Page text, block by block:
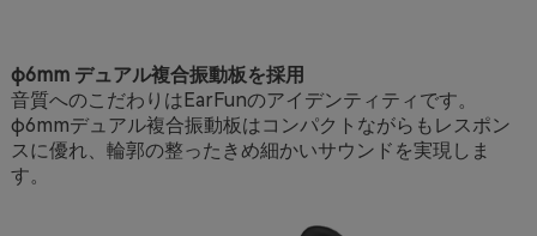
φ6mm デュアル複合振動板を採用
音質へのこだわりはEarFunのアイデンティティです。
φ6mmデュアル複合振動板はコンパクトながらもレスポン
スに優れ、輪郭の整ったきめ細かいサウンドを実現しま
す。